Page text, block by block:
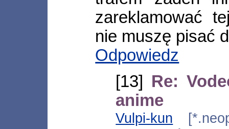
zareklamować
nie muszę pisać
Odpowiedz
[13] Re:
anime
Vulpi-kun